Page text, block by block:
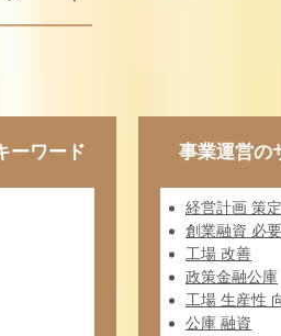
ーワード 事業運営の
経営計画 策定
創業融資 必
工場 改善
政策金融公庫
工場 生産性
公庫 融資